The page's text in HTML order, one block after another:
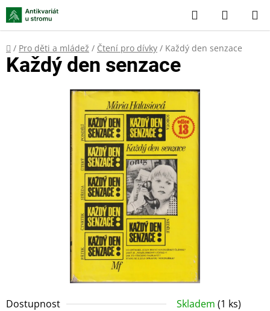
Přejít
na
obsah
Hledat
KOŠÍK
Domů
/ Pro děti a mládež / Čtení pro dívky / Každý den senzace
Dostupnost Skladem (1 ks)
Každý den senzace